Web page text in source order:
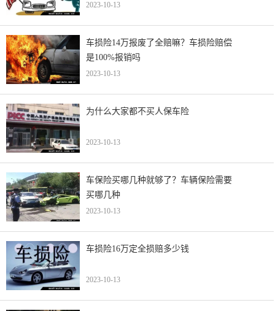
2023-10-13
车损险14万报废了全赔嘛？车损险赔偿
是100%报销吗
2023-10-13
为什么大家都不买人保车险
2023-10-13
车保险买哪几种就够了？车辆保险需要
买哪几种
2023-10-13
车损险16万定全损赔多少钱
2023-10-13